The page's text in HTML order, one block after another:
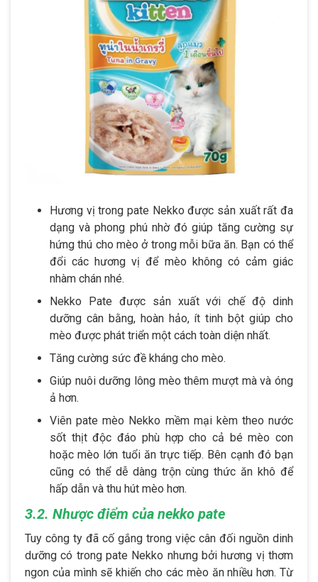
Hương vị trong pate Nekko được sản xuất rất đa
dạng và phong phú nhờ đó giúp tăng cường sự
hứng thú cho mèo ở trong mỗi bữa ăn. Bạn có thể
đổi các hương vị để mèo không có cảm giác
nhàm chán nhé.
Nekko Pate được sản xuất với chế độ dinh
dưỡng cân bằng, hoàn hảo, ít tinh bột giúp cho
mèo được phát triển một cách toàn diện nhất.
Tăng cường sức đề kháng cho mèo.
Giúp nuôi dưỡng lông mèo thêm mượt mà và óng
ả hơn.
Viên pate mèo Nekko mềm mại kèm theo nước
sốt thịt độc đáo phù hợp cho cả bé mèo con
hoặc mèo lớn tuổi ăn trực tiếp. Bên cạnh đó bạn
cũng có thể dễ dàng trộn cùng thức ăn khô để
hấp dẫn và thu hút mèo hơn.
3.2. Nhược điểm của nekko pate
Tuy công ty đã cố gắng trong việc cân đối nguồn dinh
dưỡng có trong pate Nekko nhưng bởi hương vị thơm
ngon của mình sẽ khiến cho các mèo ăn nhiều hơn. Từ